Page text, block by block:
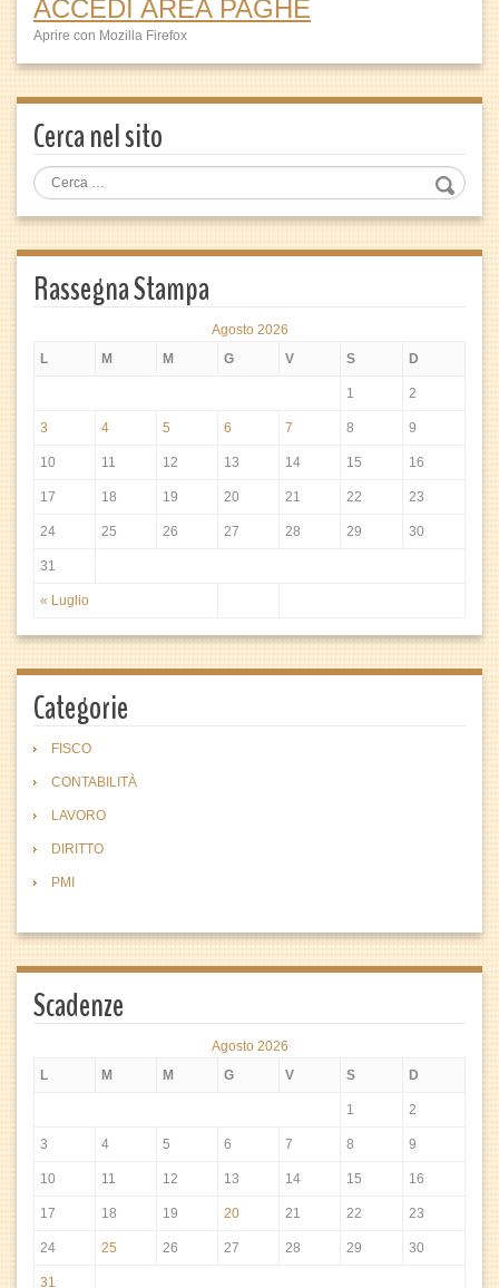
ACCEDI AREA PAGHE
Aprire con Mozilla Firefox
Cerca nel sito
Rassegna Stampa
Agosto 2026
L
M M G V S D
« Luglio
1 2
3 4 5 6 7 8 9
10 11 12 13 14 15 16
17 18 19 20 21 22 23
24 25 26 27 28 29 30
31
Categorie
FISCO
CONTABILITÀ
LAVORO
DIRITTO
PMI
Scadenze
Agosto 2026
L
M M G V S D
1 2
3 4 5 6 7 8 9
10 11 12 13 14 15 16
17 18 19 20 21 22 23
24 25 26 27 28 29 30
31